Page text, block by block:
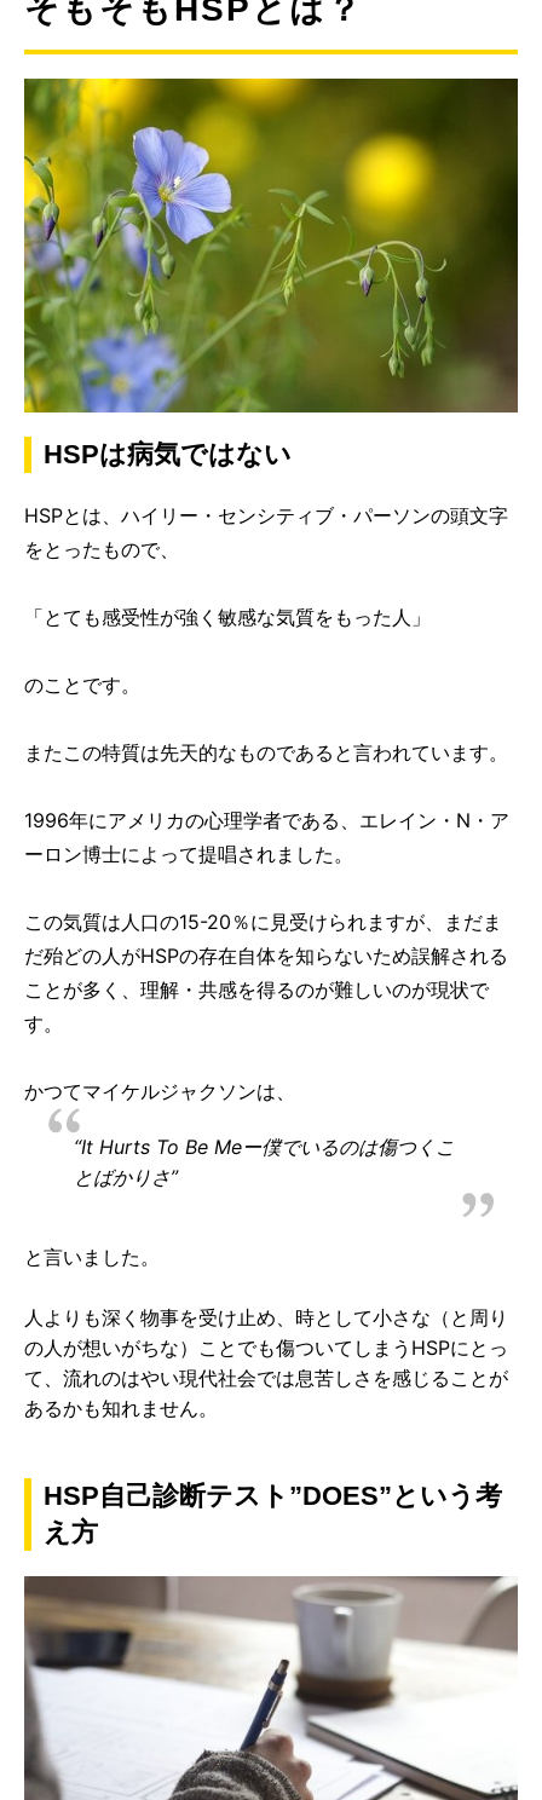
そもそもHSPとは？
HSPは病気ではない
HSPとは、ハイリー・センシティブ・パーソンの頭文字
をとったもので、
「とても感受性が強く敏感な気質をもった人」
のことです。
またこの特質は先天的なものであると言われています。
1996年にアメリカの心理学者である、エレイン・N・ア
ーロン博士によって提唱されました。
この気質は人口の15-20％に見受けられますが、まだま
だ殆どの人がHSPの存在自体を知らないため誤解される
ことが多く、理解・共感を得るのが難しいのが現状で
す。
かつてマイケルジャクソンは、
“It Hurts To Be Meー僕でいるのは傷つくこ
とばかりさ”
と言いました。
人よりも深く物事を受け止め、時として小さな（と周り
の人が想いがちな）ことでも傷ついてしまうHSPにとっ
て、流れのはやい現代社会では息苦しさを感じることが
あるかも知れません。
HSP自己診断テスト”DOES”という考
え方